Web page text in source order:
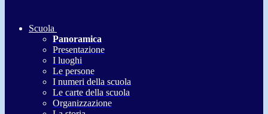
Scuola
Panoramica
Presentazione
I luoghi
Le persone
I numeri della scuola
Le carte della scuola
Organizzazione